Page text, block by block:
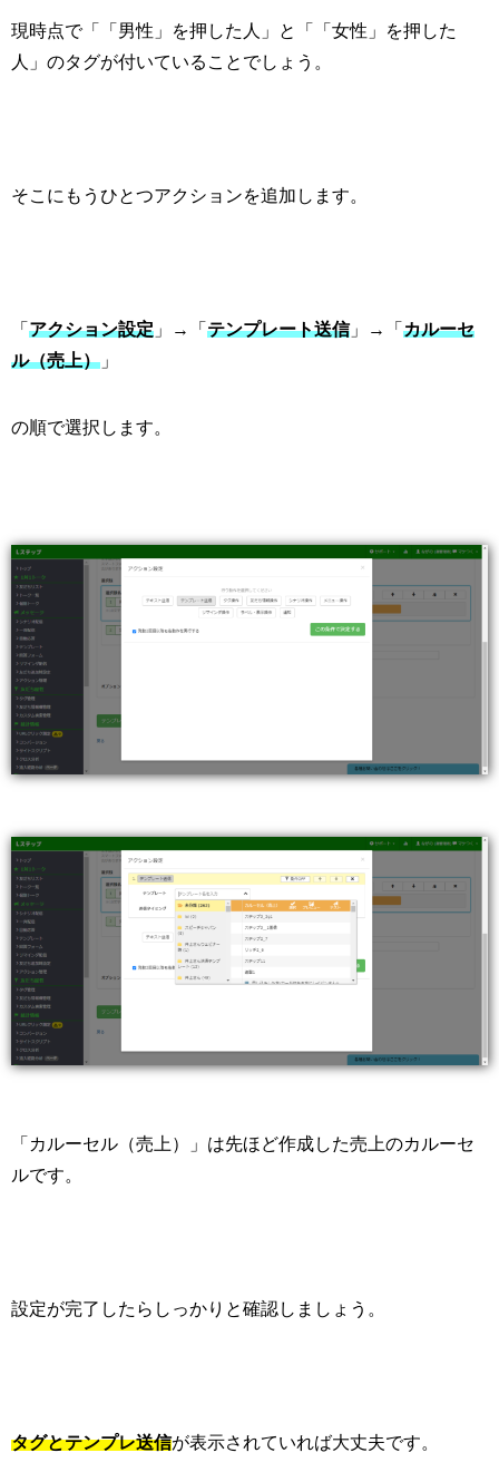
現時点で「「男性」を押した人」と「「女性」を押した
人」のタグが付いていることでしょう。
そこにもうひとつアクションを追加します。
「 アクション設定 」→「 テンプレート送信」→「 カルーセ
ル（売上） 」
の順で選択します。
「カルーセル（売上）」は先ほど作成した売上のカルーセ
ルです。
設定が完了したらしっかりと確認しましょう。
タグとテンプレ送信が表示されていれば大丈夫です。